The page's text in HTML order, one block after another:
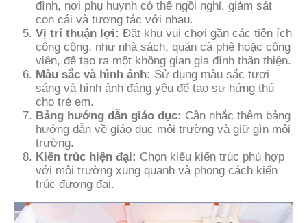
đình, nơi phụ huynh có thể ngồi nghỉ, giám sát
con cái và tương tác với nhau.
Vị trí thuận lợi: Đặt khu vui chơi gần các tiện ích
công cộng, như nhà sách, quán cà phê hoặc công
viên, để tạo ra một không gian gia đình thân thiện.
Màu sắc và hình ảnh: Sử dụng màu sắc tươi
sáng và hình ảnh đáng yêu để tạo sự hứng thú
cho trẻ em.
Bảng hướng dẫn giáo dục: Cân nhắc thêm bảng
hướng dẫn về giáo dục môi trường và giữ gìn môi
trường.
Kiến trúc hiện đại: Chọn kiểu kiến trúc phù hợp
với môi trường xung quanh và phong cách kiến
trúc đương đại.